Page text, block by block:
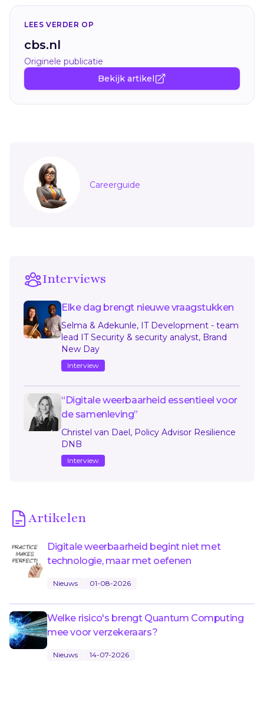
LEES VERDER OP
cbs.nl
Originele publicatie
Bekijk artikel
Sidebar
Careerguide
Interviews
Elke dag brengt nieuwe vraagstukken
Selma & Adekunle, IT Development - team
lead IT Security & security analyst, Brand
New Day
Interview
“Digitale weerbaarheid essentieel voor
de samenleving”
Christel van Dael, Policy Advisor Resilience
DNB
Interview
Artikelen
Digitale weerbaarheid begint niet met
technologie, maar met oefenen
Nieuws 01-08-2026
Welke risico's brengt Quantum Computing
mee voor verzekeraars?
Nieuws 14-07-2026